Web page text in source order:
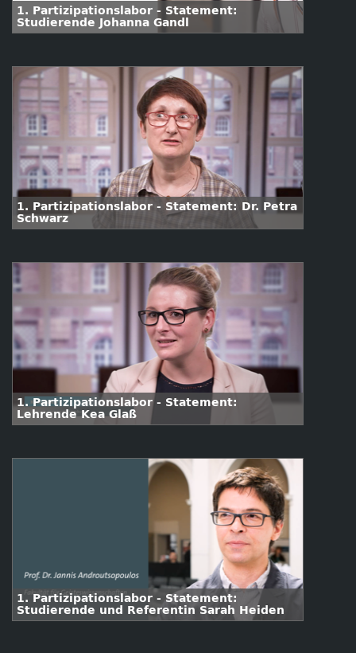
1. Partizipationslabor - Statement:
Studierende Johanna Gandl
1. Partizipationslabor - Statement: Dr. Petra
Schwarz
1. Partizipationslabor - Statement:
Lehrende Kea Glaß
1. Partizipationslabor - Statement:
Studierende und Referentin Sarah Heiden